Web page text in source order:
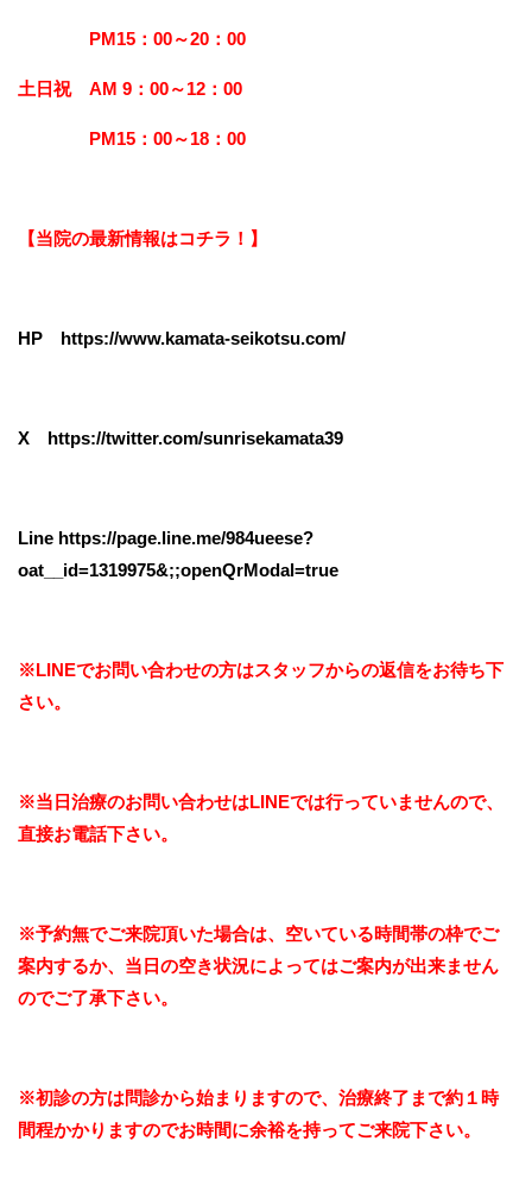
PM15：00～20：00
土日祝 AM 9：00～12：00
PM15：00～18：00
【当院の最新情報はコチラ！】
HP https://www.kamata-seikotsu.com/
X https://twitter.com/sunrisekamata39
Line https://page.line.me/984ueese?
oat__id=1319975&;;openQrModal=true
※LINEでお問い合わせの方はスタッフからの返信をお待ち下
さい。
※当日治療のお問い合わせはLINEでは行っていませんので、
直接お電話下さい。
※予約無でご来院頂いた場合は、空いている時間帯の枠でご
案内するか、当日の空き状況によってはご案内が出来ません
のでご了承下さい。
※初診の方は問診から始まりますので、治療終了まで約１時
間程かかりますのでお時間に余裕を持ってご来院下さい。